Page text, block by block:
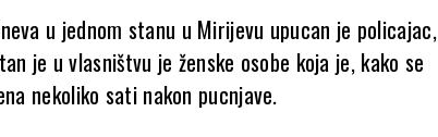
u jednom stanu u Mirijevu upucan je policajac,
je u vlasništvu je ženske osobe koja je, kako se
nekoliko sati nakon pucnjave.